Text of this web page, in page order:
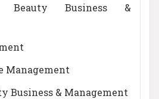
Beauty Business &
Management
Business & Management